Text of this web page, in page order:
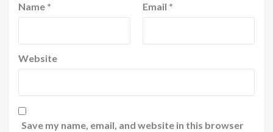
Name * Email *
Website
Save my name, email, and website in this browser